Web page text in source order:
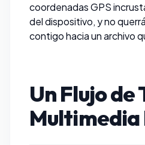
coordenadas GPS
del dispositivo, y no
contigo hacia un archivo
Un Flujo de
Multimedia